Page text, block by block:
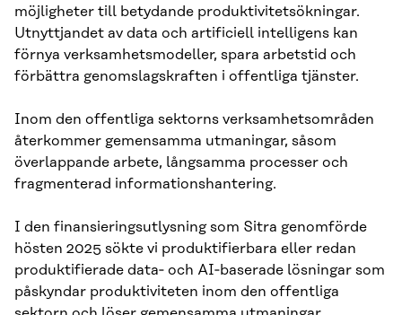
möjligheter till betydande produktivitetsökningar.
Utnyttjandet av data och artificiell intelligens kan
förnya verksamhetsmodeller, spara arbetstid och
förbättra genomslagskraften i offentliga tjänster.
Inom den offentliga sektorns verksamhetsområden
återkommer gemensamma utmaningar, såsom
överlappande arbete, långsamma processer och
fragmenterad informationshantering.
I den finansieringsutlysning som Sitra genomförde
hösten 2025 sökte vi produktifierbara eller redan
produktifierade data‑ och AI‑baserade lösningar som
påskyndar produktiviteten inom den offentliga